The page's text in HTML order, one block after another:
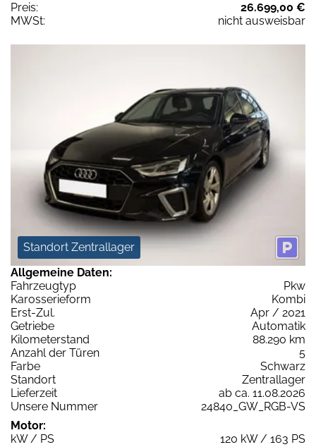
Preis:
26.699,00 €
MWSt:
nicht ausweisbar
Standort Zentrallager
Allgemeine Daten:
Fahrzeugtyp
Pkw
Karosserieform
Kombi
Erst-Zul.
Apr / 2021
Getriebe
Automatik
Kilometerstand
88.290 km
Anzahl der Türen
5
Farbe
Schwarz
Standort
Zentrallager
Lieferzeit
ab ca. 11.08.2026
Unsere Nummer
24840_GW_RGB-VS
Motor:
kW / PS
120 kW / 163 PS